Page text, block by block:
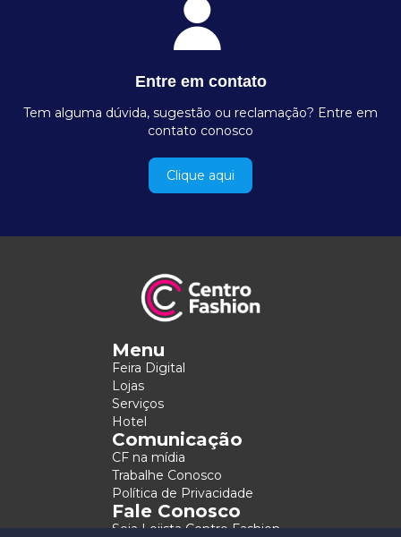
Entre em contato
Tem alguma dúvida, sugestão ou reclamação? Entre em
contato conosco
Clique aqui
Menu
Feira Digital
Lojas
Serviços
Hotel
Comunicação
CF na mídia
Trabalhe Conosco
Política de Privacidade
Fale Conosco
Seja Lojista Centro Fashion